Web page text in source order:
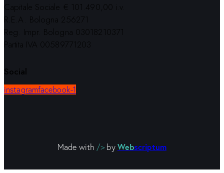
Capitale Sociale € 101.490,00 i.v.
R.E.A. Bologna 256271
Reg. Impr. Bologna 03018210371
Partita IVA 00589771203
Social
instagramfacebook-1
Made with /> by Webscriptum